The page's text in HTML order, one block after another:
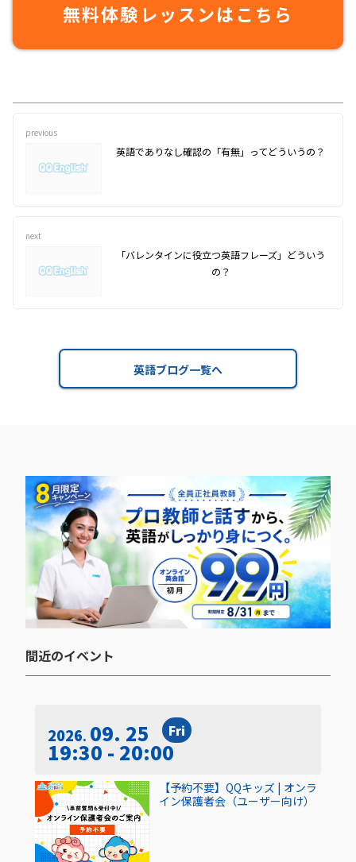
無料体験レッスンはこちら
previous
英語でありなし確認の「有無」ってどういうの？
next
「バレンタインに役立つ英語フレーズ」どういう
の？
英語ブログ一覧へ
間近のイベント​
2026 09. 25 Fri
19:30 - 20:00
【予約不要】QQキッズ | オンラ
イン保護者会（ユーザー向け）